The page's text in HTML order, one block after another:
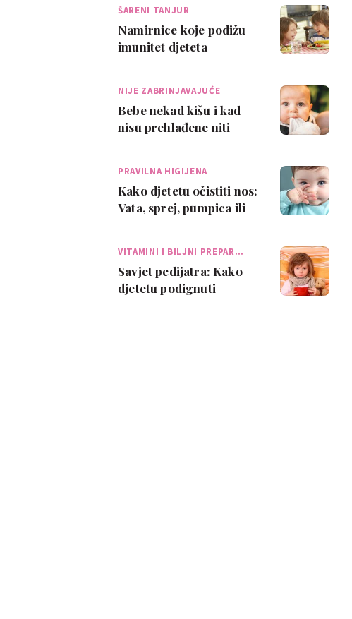
ŠARENI TANJUR
Namirnice koje podižu
imunitet djeteta
NIJE ZABRINJAVAJUĆE
Bebe nekad kišu i kad
nisu prehlađene niti
PRAVILNA HIGIJENA
Kako djetetu očistiti nos:
Vata, sprej, pumpica ili
VITAMINI I BILJNI PREPAR…
Savjet pedijatra: Kako
djetetu podignuti